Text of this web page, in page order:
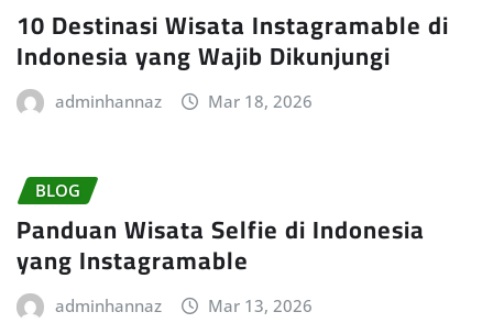
10 Destinasi Wisata Instagramable di
Indonesia yang Wajib Dikunjungi
adminhannaz Mar 18, 2026
BLOG
Panduan Wisata Selfie di Indonesia
yang Instagramable
adminhannaz Mar 13, 2026